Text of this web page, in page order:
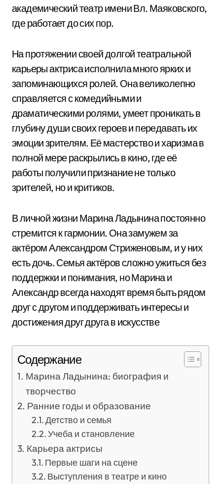
академический театр имени Вл. Маяковского,
где работает до сих пор.
На протяжении своей долгой театральной
карьеры актриса исполнила много ярких и
запоминающихся ролей. Она великолепно
справляется с комедийными и
драматическими ролями, умеет проникать в
глубину души своих героев и передавать их
эмоции зрителям. Её мастерство и харизма в
полной мере раскрылись в кино, где её
работы получили признание не только
зрителей, но и критиков.
В личной жизни Марина Ладынина постоянно
стремится к гармонии. Она замужем за
актёром Александром Стриженовым, и у них
есть дочь. Семья актёров сложно ужиться без
поддержки и понимания, но Марина и
Александр всегда находят время быть рядом
друг с другом и поддерживать интересы и
достижения друг друга в искусстве
Содержание
Марина Ладынина: биография и
творчество
Ранние годы и образование
Детство и семья
Учеба и становление
Карьера актрисы
Первые шаги на сцене
Выступления в театре и кино